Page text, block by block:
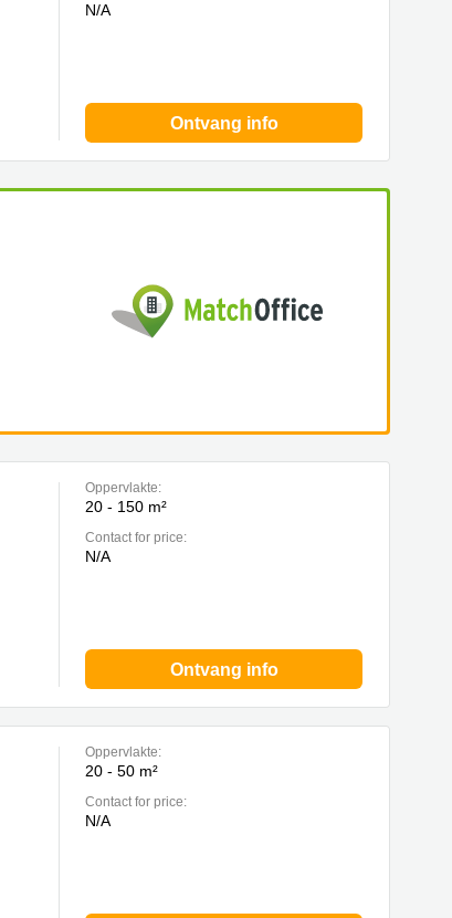
N/A
Ontvang info
Oppervlakte:
20 - 150 m²
Contact for price:
N/A
Ontvang info
Oppervlakte:
20 - 50 m²
Contact for price:
N/A